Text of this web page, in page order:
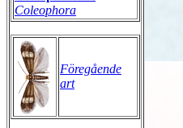
Coleophora
Föregående
art